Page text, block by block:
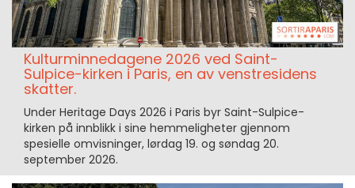
Kulturminnedagene 2026 ved Saint-
Sulpice-kirken i Paris, en av venstresidens
skatter.
Under Heritage Days 2026 i Paris byr Saint-Sulpice-
kirken på innblikk i sine hemmeligheter gjennom
spesielle omvisninger, lørdag 19. og søndag 20.
september 2026.